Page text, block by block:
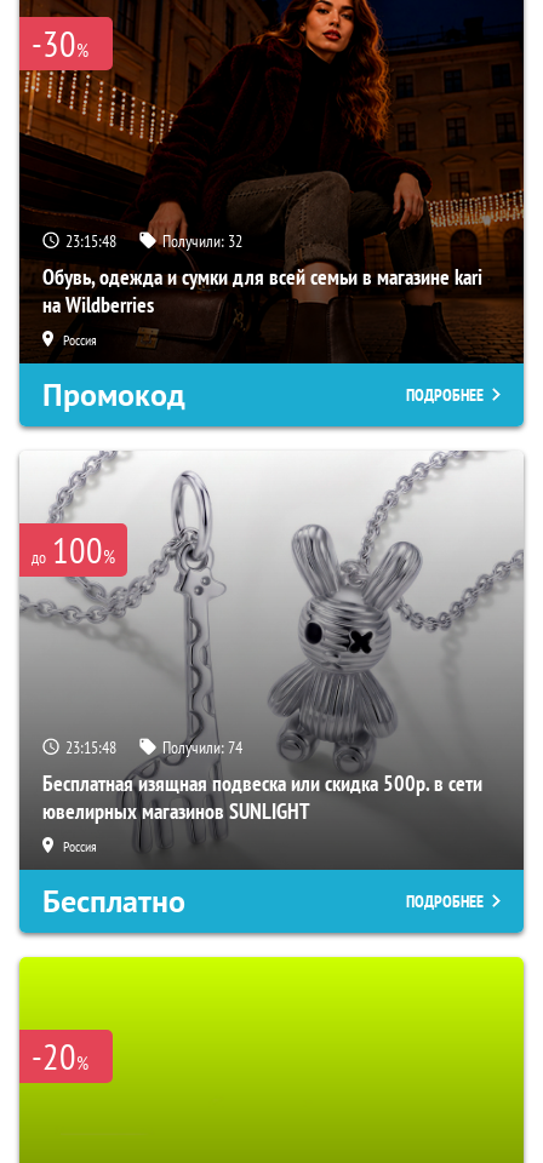
-30%
23:15:47 Получили: 32
Обувь, одежда и сумки для всей семьи в магазине kari
на Wildberries
Россия
Промокод ПОДРОБНЕЕ
до 100%
23:15:47 Получили:74
Бесплатная изящная подвеска или скидка 500р. в сети
ювелирных магазинов SUNLIGHT
Россия
Бесплатно ПОДРОБНЕЕ
-20%